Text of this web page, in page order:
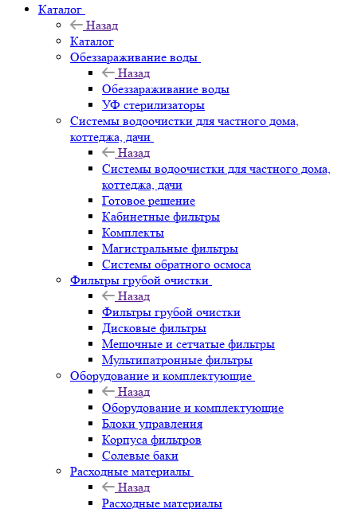
Каталог
Назад
Каталог
Обеззараживание воды
Назад
Обеззараживание воды
УФ стерилизаторы
Системы водоочистки для частного дома,
коттеджа, дачи
Назад
Системы водоочистки для частного дома,
коттеджа, дачи
Готовое решение
Кабинетные фильтры
Комплекты
Магистральные фильтры
Системы обратного осмоса
Фильтры грубой очистки
Назад
Фильтры грубой очистки
Дисковые фильтры
Мешочные и сетчатые фильтры
Мультипатронные фильтры
Оборудование и комплектующие
Назад
Оборудование и комплектующие
Блоки управления
Корпуса фильтров
Солевые баки
Расходные материалы
Назад
Расходные материалы